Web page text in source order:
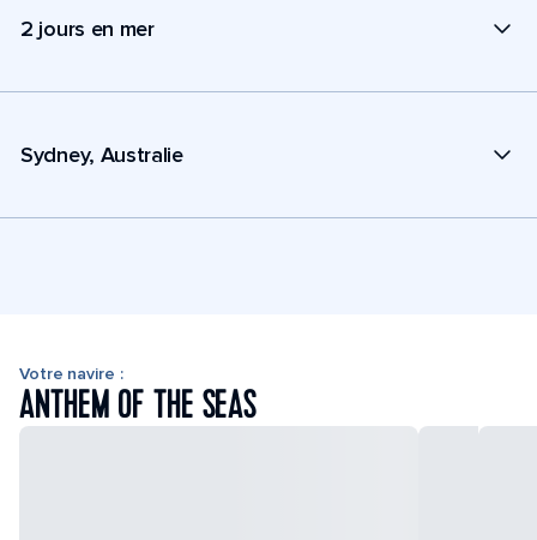
2 jours en mer
Sydney, Australie
Votre navire :
ANTHEM OF THE SEAS